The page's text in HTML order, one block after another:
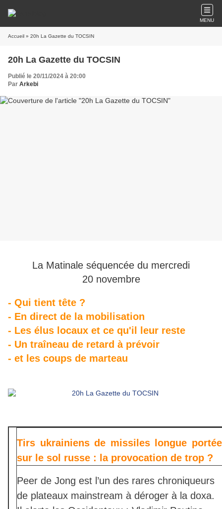
MENU
Accueil » 20h La Gazette du TOCSIN
20h La Gazette du TOCSIN
Publié le 20/11/2024 à 20:00
Par Arkebi
La Matinale séquencée du mercredi
20 novembre
- Qui tient tête ?
- En direct de la mobilisation
- Les élus locaux et ce qu'il leur reste
- Un traîneau de retard à prévoir
- et les coups de marteau
Tirs ukrainiens de missiles longue portée
sur le sol russe : la provocation de trop ?
Peer de Jong est l’un des rares chroniqueurs
de plateaux mainstream à déroger à la doxa.